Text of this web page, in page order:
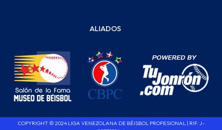
ALIADOS
COPYRIGHT © 2024 LIGA VENEZOLANA DE BÉISBOL PROFESIONAL | RIF. J-